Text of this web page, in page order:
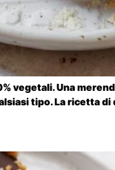
vegetali. Una
tipo. La ricetta